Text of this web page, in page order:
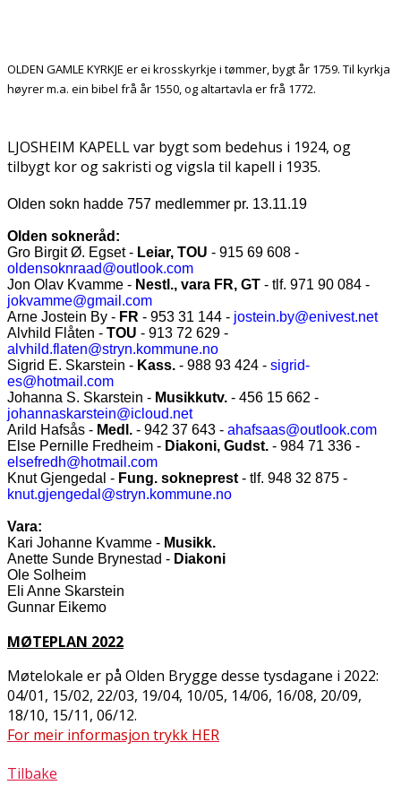
OLDEN GAMLE KYRKJE er ei krosskyrkje i tømmer, bygt år 1759. Til kyrkja
høyrer m.a. ein bibel frå år 1550, og altartavla er frå 1772.
LJOSHEIM KAPELL var bygt som bedehus i 1924, og
tilbygt kor og sakristi og vigsla til kapell i 1935.
Olden sokn hadde 757 medlemmer pr. 13.11.19
Olden sokneråd:
Gro Birgit Ø. Egset - Leiar, TOU - 915 69 608 -
oldensoknraad@outlook.com
Jon Olav Kvamme - Nestl., vara FR, GT - tlf. 971 90 084 -
jokvamme@gmail.com
Arne Jostein By - FR - 953 31 144 - jostein.by@enivest.net
Alvhild Flåten - TOU - 913 72 629 -
alvhild.flaten@stryn.kommune.no
Sigrid E. Skarstein - Kass. - 988 93 424 - sigrid-
es@hotmail.com
Johanna S. Skarstein - Musikkutv. - 456 15 662 -
johannaskarstein@icloud.net
Arild Hafsås - Medl. - 942 37 643 - ahafsaas@outlook.com
Else Pernille Fredheim - Diakoni, Gudst. - 984 71 336 -
elsefredh@hotmail.com
Knut Gjengedal - Fung. sokneprest - tlf. 948 32 875 -
knut.gjengedal@stryn.kommune.no
Vara:
Kari Johanne Kvamme - Musikk.
Anette Sunde Brynestad - Diakoni
Ole Solheim
Eli Anne Skarstein
Gunnar Eikemo
MØTEPLAN 2022
Møtelokale er på Olden Brygge desse tysdagane i 2022:
04/01, 15/02, 22/03, 19/04, 10/05, 14/06, 16/08, 20/09,
18/10, 15/11, 06/12.
For meir informasjon trykk HER
Tilbake